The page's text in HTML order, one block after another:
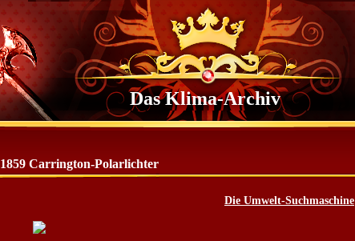
Das Klima-Archiv
1859 Carrington-Polarlichter
Die Umwelt-Suchmaschine